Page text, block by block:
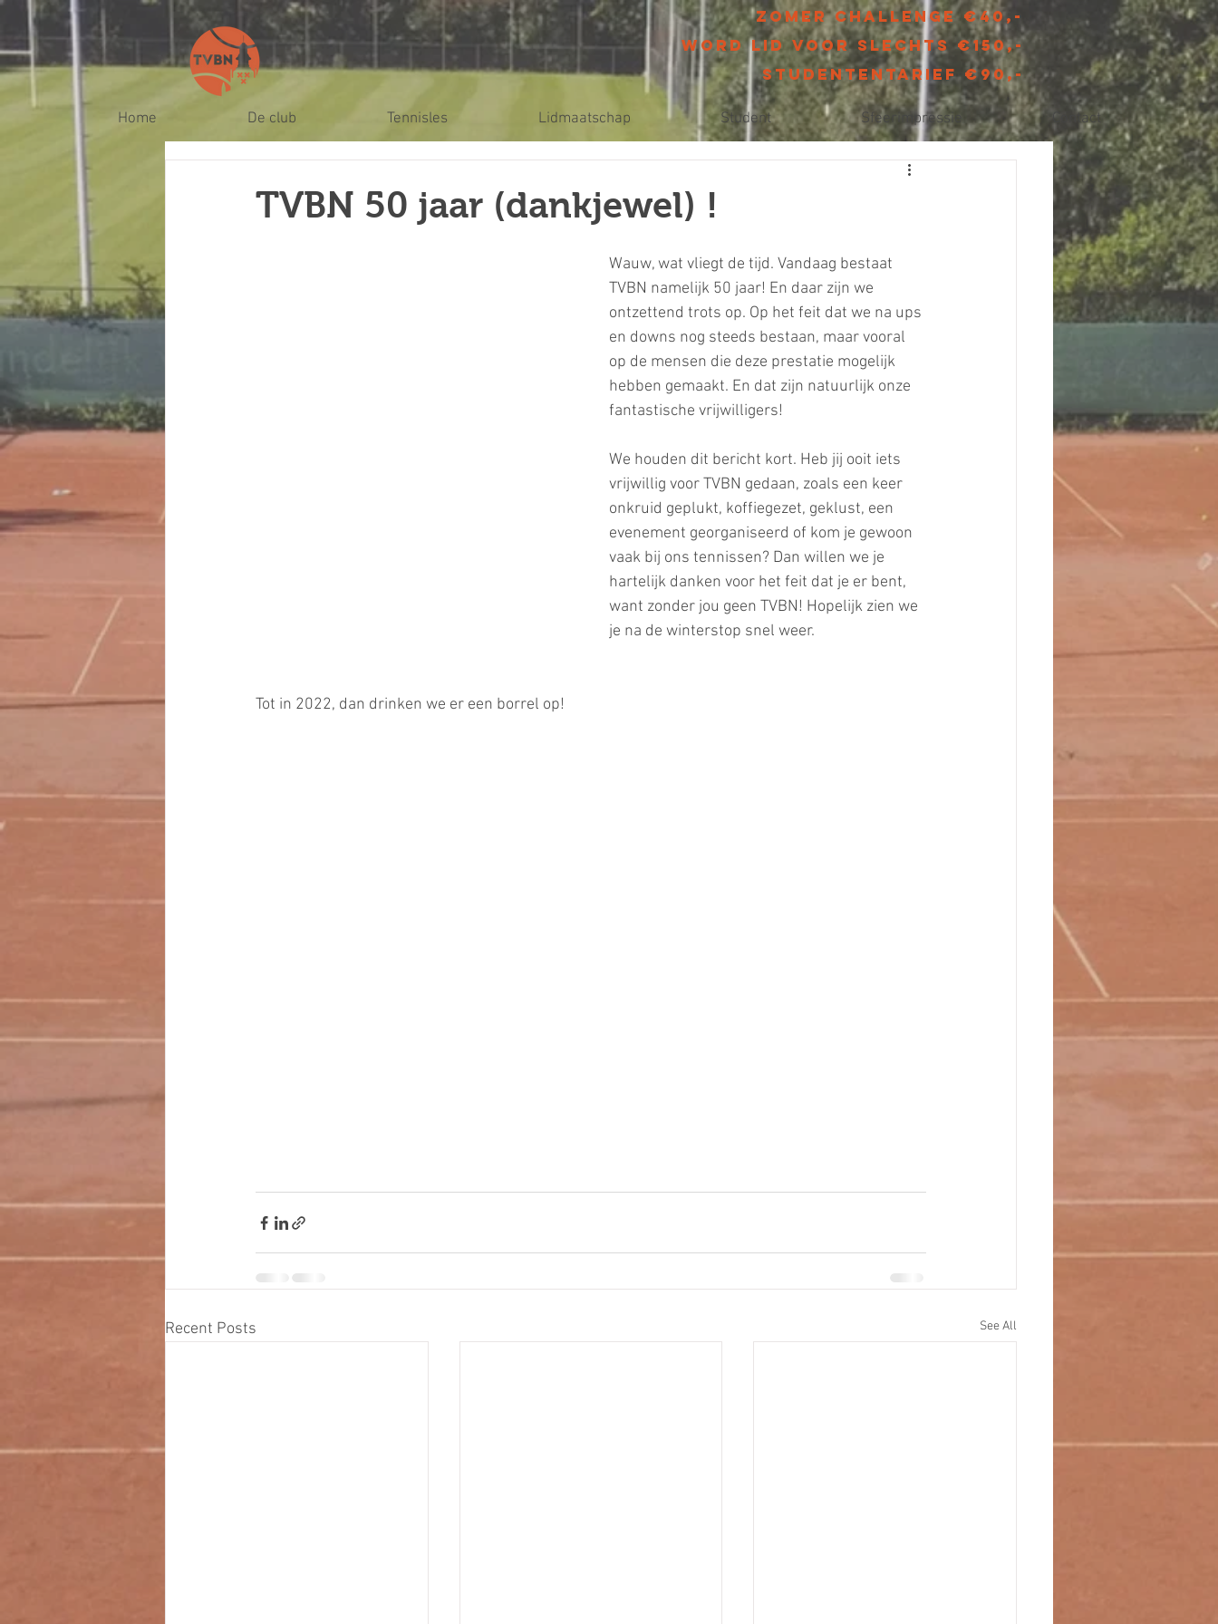
Zomer Challenge €40,-
Word lid voor slechts €150,-
Studententarief €90,-
Home De club Tennisles Lidmaatschap Student Sfeerimpressie Contact
TVBN 50 jaar (dankjewel) !
Wauw, wat vliegt de tijd. Vandaag bestaat
TVBN namelijk 50 jaar! En daar zijn we
ontzettend trots op. Op het feit dat we na ups
en downs nog steeds bestaan, maar vooral
op de mensen die deze prestatie mogelijk
hebben gemaakt. En dat zijn natuurlijk onze
fantastische vrijwilligers!
We houden dit bericht kort. Heb jij ooit iets
vrijwillig voor TVBN gedaan, zoals een keer
onkruid geplukt, koffiegezet, geklust, een
evenement georganiseerd of kom je gewoon
vaak bij ons tennissen? Dan willen we je
hartelijk danken voor het feit dat je er bent,
want zonder jou geen TVBN! Hopelijk zien we
je na de winterstop snel weer.
Tot in 2022, dan drinken we er een borrel op!
Recent Posts See All